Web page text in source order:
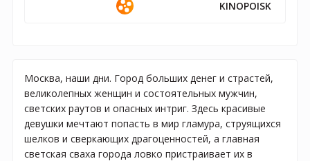
KINOPOISK
Москва, наши дни. Город больших денег и страстей,
великолепных женщин и состоятельных мужчин,
светских раутов и опасных интриг. Здесь красивые
девушки мечтают попасть в мир гламура, струящихся
шелков и сверкающих драгоценностей, а главная
светская сваха города ловко пристраивает их в